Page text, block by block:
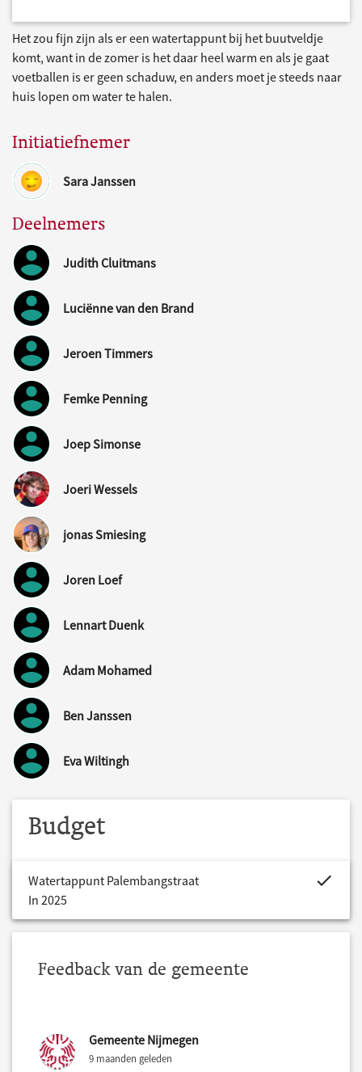
Het zou fijn zijn als er een watertappunt bij het buutveldje
komt, want in de zomer is het daar heel warm en als je gaat
voetballen is er geen schaduw, en anders moet je steeds naar
huis lopen om water te halen.
Initiatiefnemer
Sara Janssen
Deelnemers
Judith Cluitmans
Luciënne van den Brand
Jeroen Timmers
Femke Penning
Joep Simonse
Joeri Wessels
jonas Smiesing
Joren Loef
Lennart Duenk
Adam Mohamed
Ben Janssen
Eva Wiltingh
Budget
Watertappunt Palembangstraat
In 2025
Feedback van de gemeente
Gemeente Nijmegen
9 maanden geleden